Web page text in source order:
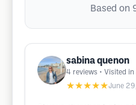
Based on
sabina quenon
4 reviews • Visited
★★★★★June